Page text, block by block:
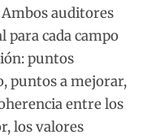
auditores
para cada campo
puntos
puntos a mejorar,
entre los
los valores